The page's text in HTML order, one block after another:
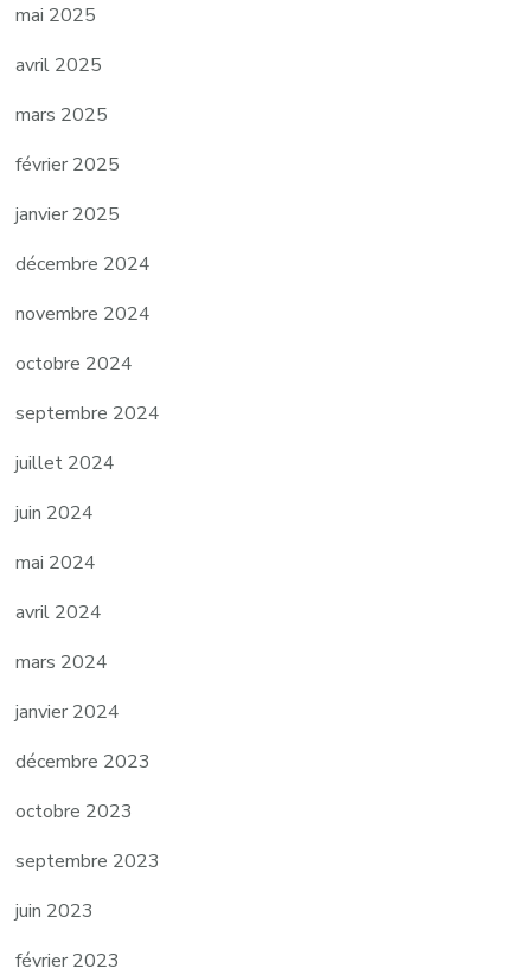
mai 2025
avril 2025
mars 2025
février 2025
janvier 2025
décembre 2024
novembre 2024
octobre 2024
septembre 2024
juillet 2024
juin 2024
mai 2024
avril 2024
mars 2024
janvier 2024
décembre 2023
octobre 2023
septembre 2023
juin 2023
février 2023